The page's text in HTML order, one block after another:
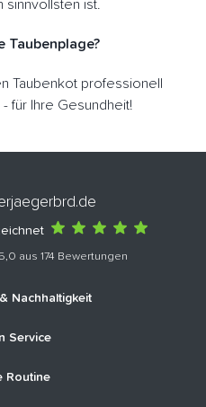
sinnvollsten ist.
Taubenplage?
Taubenkot professionell
für Ihre Gesundheit!
aus 174 Bewertungen
Nachhaltigkeit
Service
Routine